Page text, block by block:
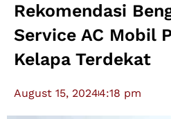
Rekomendasi
Service AC Mobil
Kelapa Terdekat
August 15, 20244:18 pm